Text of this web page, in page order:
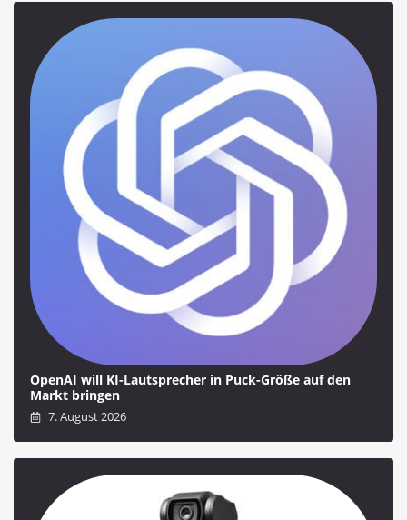
OpenAI will KI-Lautsprecher in Puck-Größe auf den
Markt bringen
7. August 2026